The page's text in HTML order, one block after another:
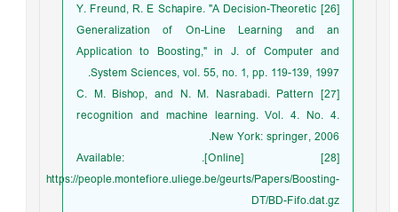
[26] Y. Freund, R. E Schapire. "A Decision-Theoretic
Generalization of On-Line Learning and an
Application to Boosting," in J. of Computer and
System Sciences, vol. 55, no. 1, pp. 119-139, 1997.
[27] C. M. Bishop, and N. M. Nasrabadi. Pattern
recognition and machine learning. Vol. 4. No. 4.
New York: springer, 2006.
[28] [Online]. Available:
https://people.montefiore.uliege.be/geurts/Papers/Boosting-
DT/BD-Fifo.dat.gz